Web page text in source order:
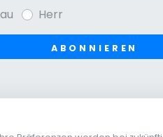
Herr
ABONNIEREN